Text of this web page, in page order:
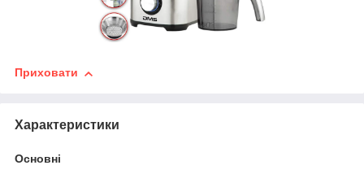
Приховати
Характеристики
Основні